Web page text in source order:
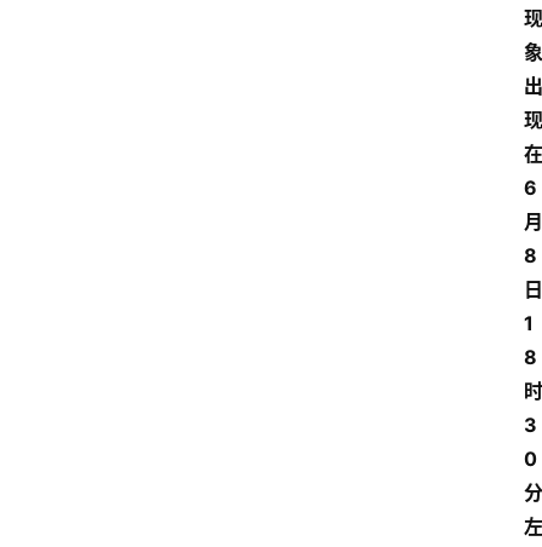
现
象
出
现
在
6
月
8
日
1
8
时
3
0
分
左